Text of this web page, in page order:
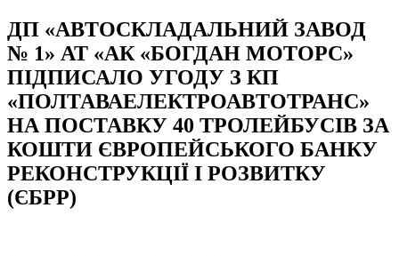
ДП «АВТОСКЛАДАЛЬНИЙ ЗАВОД
№ 1» АТ «АК «БОГДАН МОТОРС»
ПІДПИСАЛО УГОДУ З КП
«ПОЛТАВАЕЛЕКТРОАВТОТРАНС»
НА ПОСТАВКУ 40 ТРОЛЕЙБУСІВ ЗА
КОШТИ ЄВРОПЕЙСЬКОГО БАНКУ
РЕКОНСТРУКЦІЇ І РОЗВИТКУ
(ЄБРР)